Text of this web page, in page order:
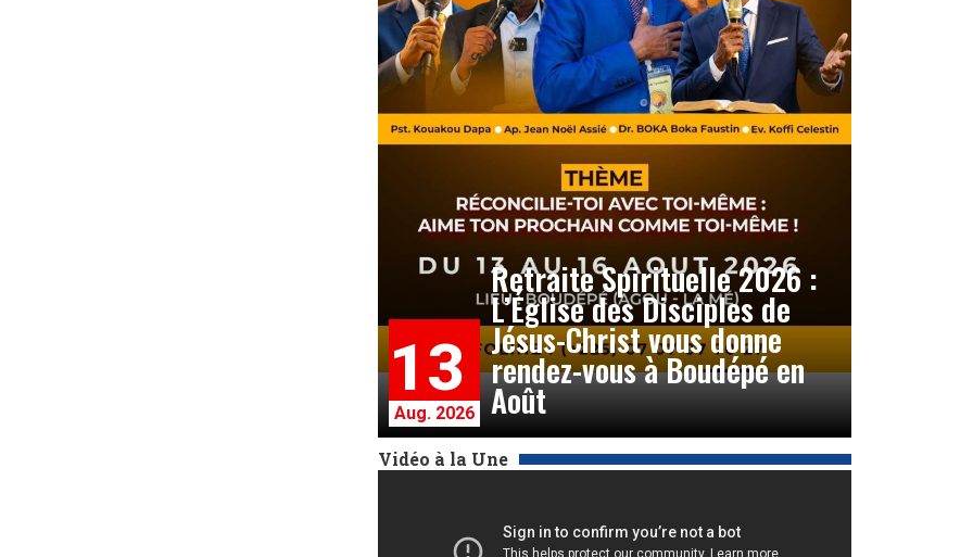
13
Aug. 2026
Retraite Spirituelle 2026 :
L’Église des Disciples de
Jésus-Christ vous donne
rendez-vous à Boudépé en
Août
Vidéo à la Une